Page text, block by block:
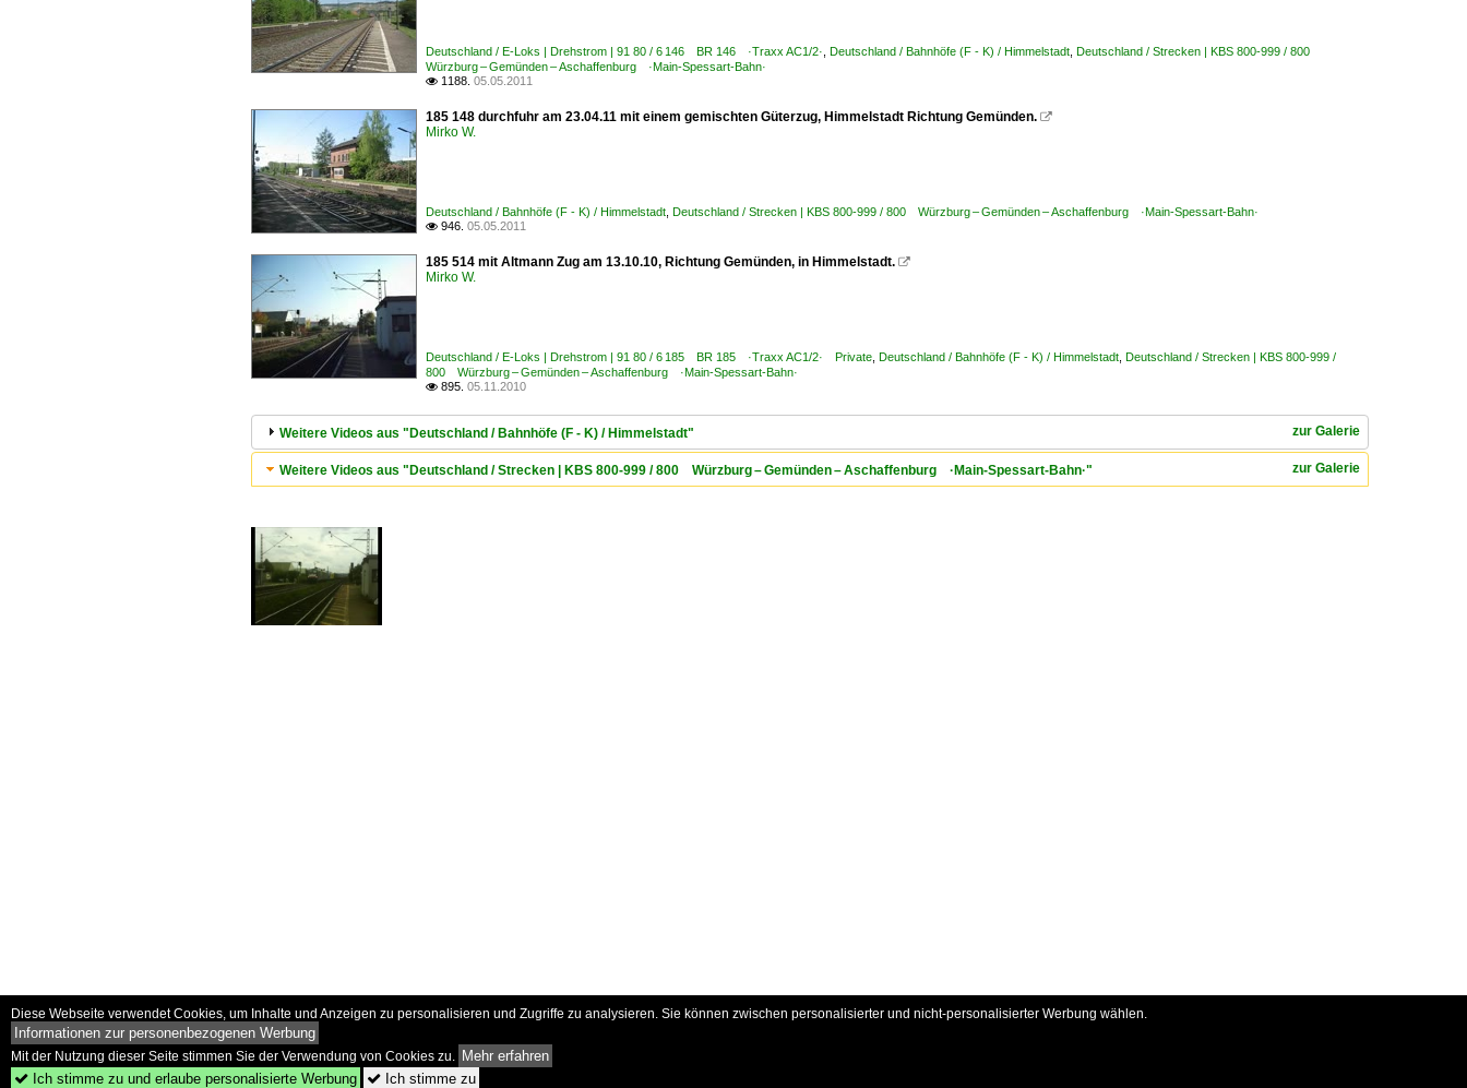
Deutschland / E-Loks | Drehstrom | 91 80 / 6 146 BR 146 ·Traxx AC1/2· Deutschland / Bahnhöfe (F - K) / Himmelstadt Deutschland / Strecken | KBS 800-999 / 800
Würzburg – Gemünden – Aschaffenburg ·Main-Spessart-Bahn·
 1188. 05.05.2011
185 148 durchfuhr am 23.04.11 mit einem gemischten Güterzug, Himmelstadt Richtung Gemünden. 
Mirko W.
Deutschland / Bahnhöfe (F - K) / Himmelstadt Deutschland / Strecken | KBS 800-999 / 800 Würzburg – Gemünden – Aschaffenburg ·Main-Spessart-Bahn·
 946. 05.05.2011
185 514 mit Altmann Zug am 13.10.10, Richtung Gemünden, in Himmelstadt. 
Mirko W.
Deutschland / E-Loks | Drehstrom | 91 80 / 6 185 BR 185 ·Traxx AC1/2· Private Deutschland / Bahnhöfe (F - K) / Himmelstadt Deutschland / Strecken | KBS 800-999 /
800 Würzburg – Gemünden – Aschaffenburg ·Main-Spessart-Bahn·
 895. 05.11.2010
zur Galerie
Weitere Videos aus "Deutschland / Bahnhöfe (F - K) / Himmelstadt"
zur Galerie
Weitere Videos aus "Deutschland / Strecken | KBS 800-999 / 800 Würzburg – Gemünden – Aschaffenburg ·Main-Spessart-Bahn·"
Diese Webseite verwendet Cookies, um Inhalte und Anzeigen zu personalisieren und Zugriffe zu analysieren. Sie können zwischen personalisierter und nicht-personalisierter Werbung wählen.
Informationen zur personenbezogenen Werbung
Mit der Nutzung dieser Seite stimmen Sie der Verwendung von Cookies zu. Mehr erfahren
 Ich stimme zu und erlaube personalisierte Werbung  Ich stimme zu